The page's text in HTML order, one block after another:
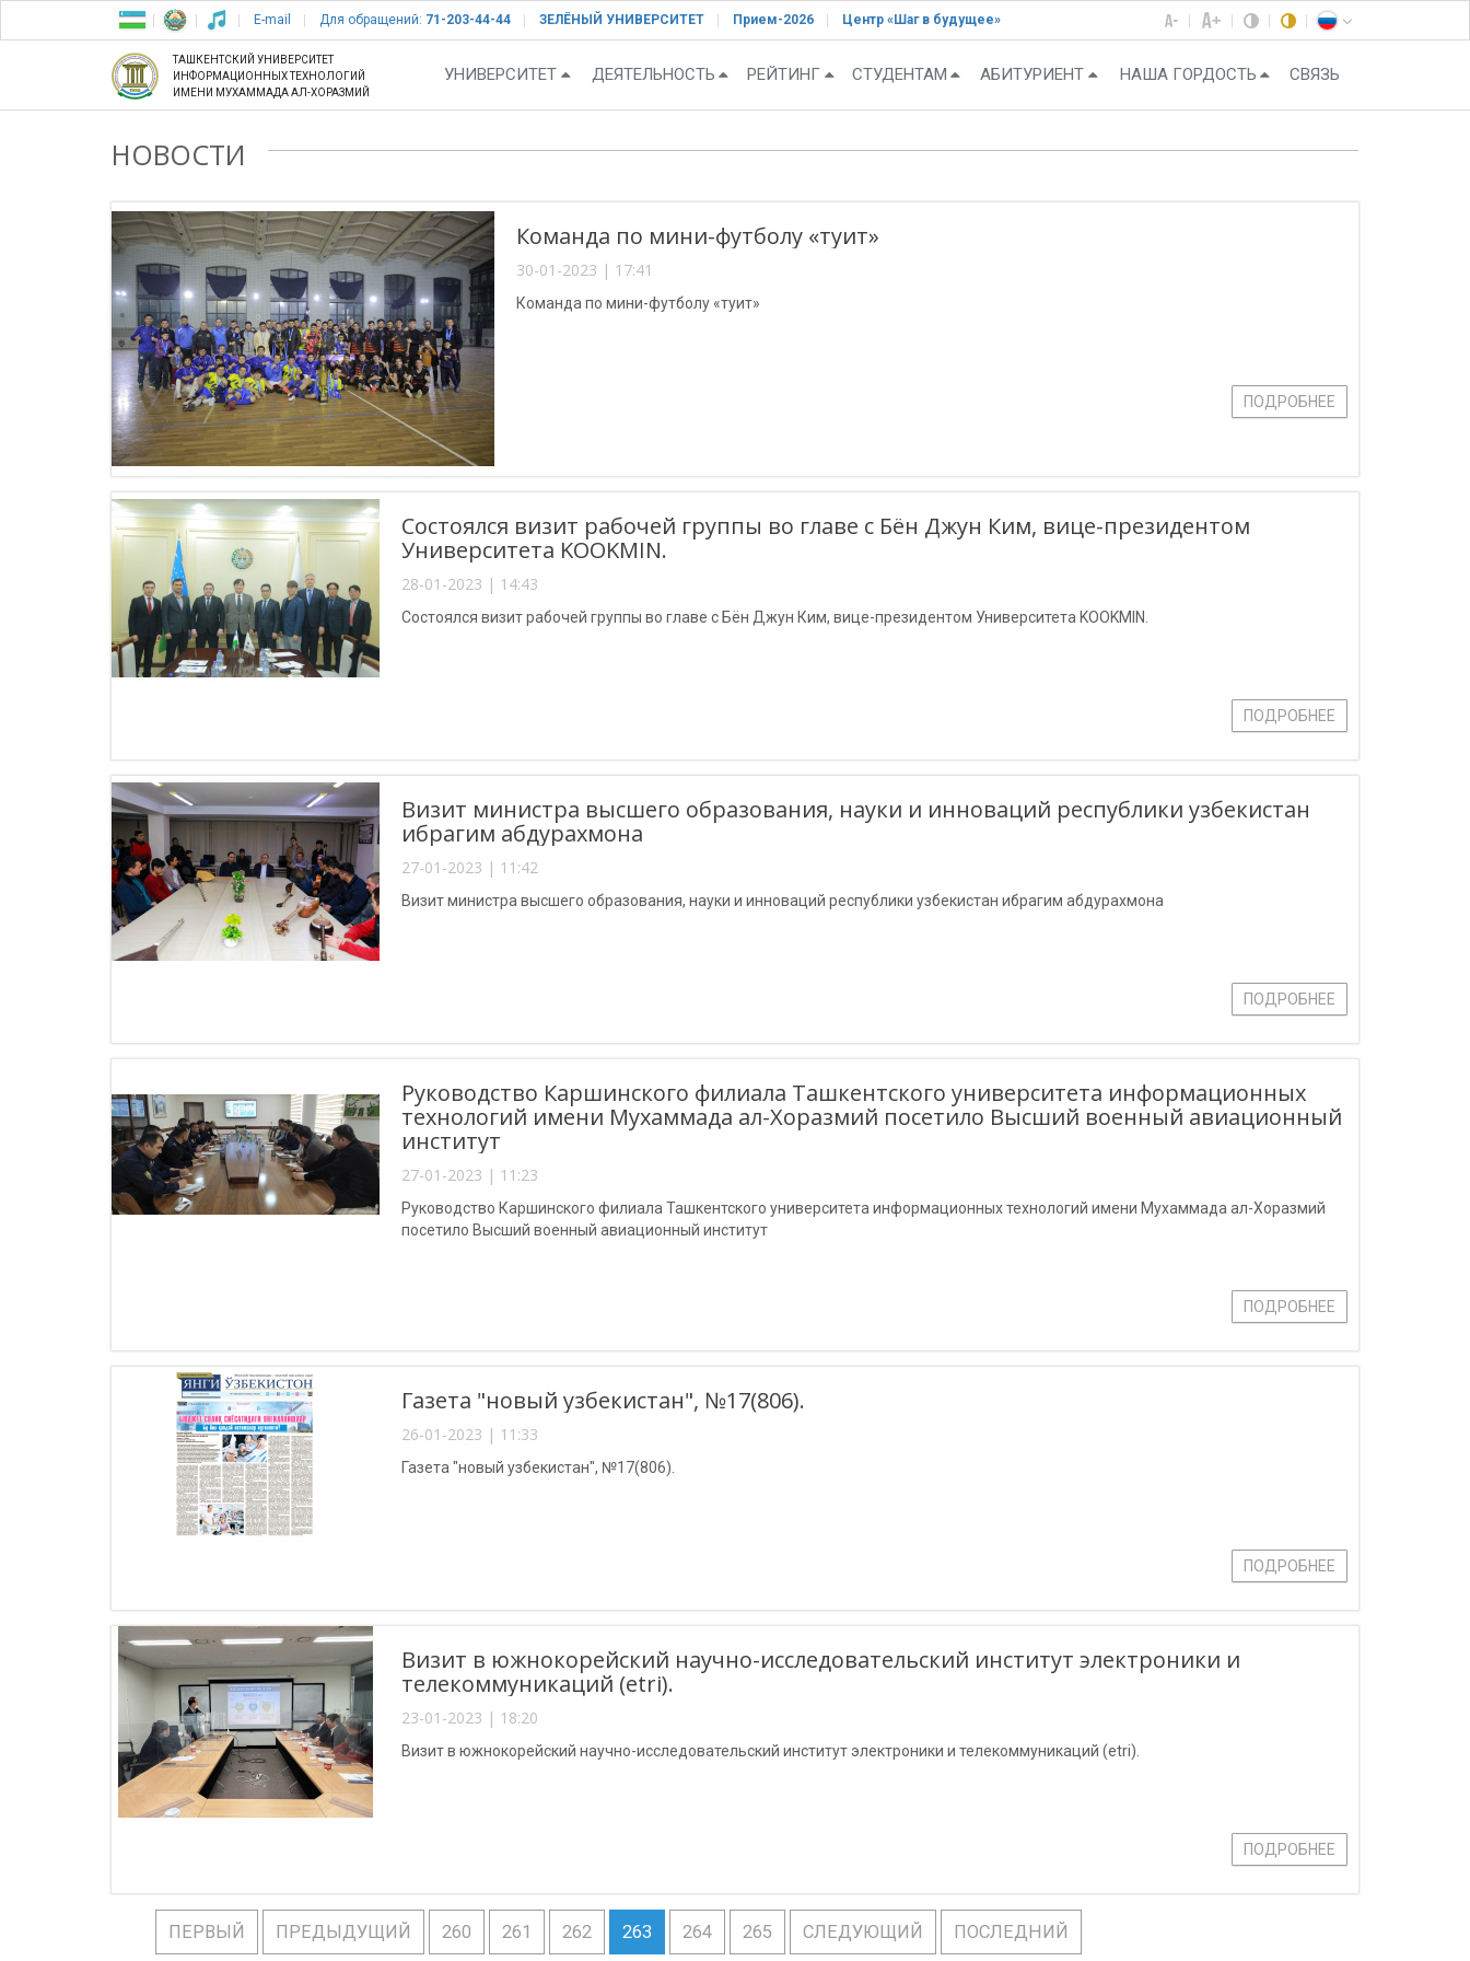
E-mail Для обращений: 71-203-44-44 ЗЕЛЁНЫЙ УНИВЕРСИТЕТ Прием-2026 Центр «Шаг в будущее»
ТАШКЕНТСКИЙ УНИВЕРСИТЕТ
ИНФОРМАЦИОННЫХ ТЕХНОЛОГИЙ
ИМЕНИ МУХАММАДА АЛ-ХОРАЗМИЙ
УНИВЕРСИТЕТ ДЕЯТЕЛЬНОСТЬ РЕЙТИНГ СТУДЕНТАМ АБИТУРИЕНТ НАША ГОРДОСТЬ СВЯЗЬ
НОВОСТИ
Команда по мини-футболу «туит»
30-01-2023 | 17:41
Команда по мини-футболу «туит»
ПОДРОБНЕЕ
Состоялся визит рабочей группы во главе с Бён Джун Ким, вице-президентом
Университета KOOKMIN.
28-01-2023 | 14:43
Состоялся визит рабочей группы во главе с Бён Джун Ким, вице-президентом Университета KOOKMIN.
ПОДРОБНЕЕ
Визит министра высшего образования, науки и инноваций республики узбекистан
ибрагим абдурахмона
27-01-2023 | 11:42
Визит министра высшего образования, науки и инноваций республики узбекистан ибрагим абдурахмона
ПОДРОБНЕЕ
Руководство Каршинского филиала Ташкентского университета информационных
технологий имени Мухаммада ал-Хоразмий посетило Высший военный авиационный
институт
27-01-2023 | 11:23
Руководство Каршинского филиала Ташкентского университета информационных технологий имени Мухаммада ал-Хоразмий
посетило Высший военный авиационный институт
ПОДРОБНЕЕ
Газета "новый узбекистан", №17(806).
26-01-2023 | 11:33
Газета "новый узбекистан", №17(806).
ПОДРОБНЕЕ
Визит в южнокорейский научно-исследовательский институт электроники и
телекоммуникаций (etri).
23-01-2023 | 18:20
Визит в южнокорейский научно-исследовательский институт электроники и телекоммуникаций (etri).
ПОДРОБНЕЕ
ПЕРВЫЙ ПРЕДЫДУЩИЙ 260 261 262 263 264 265 СЛЕДУЮЩИЙ ПОСЛЕДНИЙ